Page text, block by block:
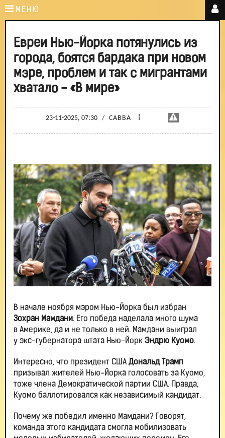
МЕНЮ
Евреи Нью-Йорка потянулись из
города, боятся бардака при новом
мэре, проблем и так с мигрантами
хватало - «В мире»
23-11-2025, 07:30 / САВВА ¦
В начале ноября мэром Нью-Йорка был избран
Зохран Мамдани. Его победа наделала много шума
в Америке, да и не только в ней. Мамдани выиграл
у экс-губернатора штата Нью-Йорк Эндрю Куомо.
Интересно, что президент США Дональд Трамп
призывал жителей Нью-Йорка голосовать за Куомо,
тоже члена Демократической партии США. Правда,
Куомо баллотировался как независимый кандидат.
Почему же победил именно Мамдани? Говорят,
команда этого кандидата смогла мобилизовать